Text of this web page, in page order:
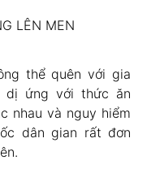
thể quên với gia
dị ứng với thức ăn
nhau và nguy hiểm
dân gian rất đơn